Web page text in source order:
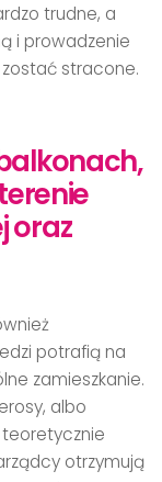
trudne, a
i prowadzenie
stracone.
oraz
potrafią na
zamieszkanie.
albo
otrzymują